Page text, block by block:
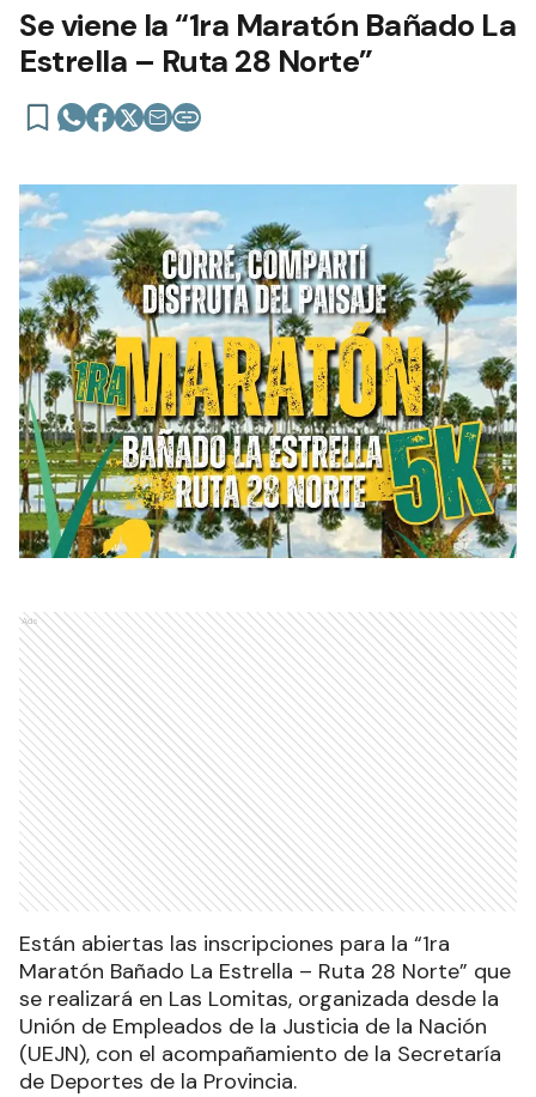
Se viene la “1ra Maratón Bañado La
Estrella – Ruta 28 Norte”
Ads
Están abiertas las inscripciones para la “1ra
Maratón Bañado La Estrella – Ruta 28 Norte” que
se realizará en Las Lomitas, organizada desde la
Unión de Empleados de la Justicia de la Nación
(UEJN), con el acompañamiento de la Secretaría
de Deportes de la Provincia.